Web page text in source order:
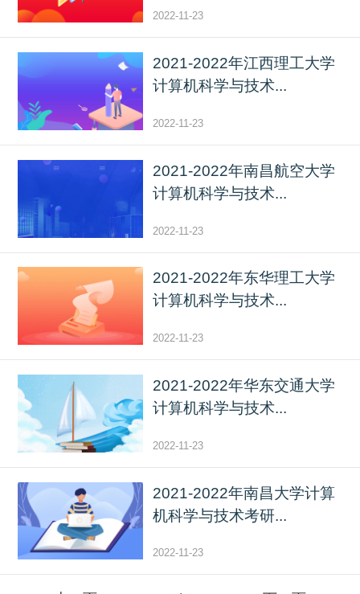
2022-11-23
2021-2022年江西理工大学
计算机科学与技术...
2022-11-23
2021-2022年南昌航空大学
计算机科学与技术...
2022-11-23
2021-2022年东华理工大学
计算机科学与技术...
2022-11-23
2021-2022年华东交通大学
计算机科学与技术...
2022-11-23
2021-2022年南昌大学计算
机科学与技术考研...
2022-11-23